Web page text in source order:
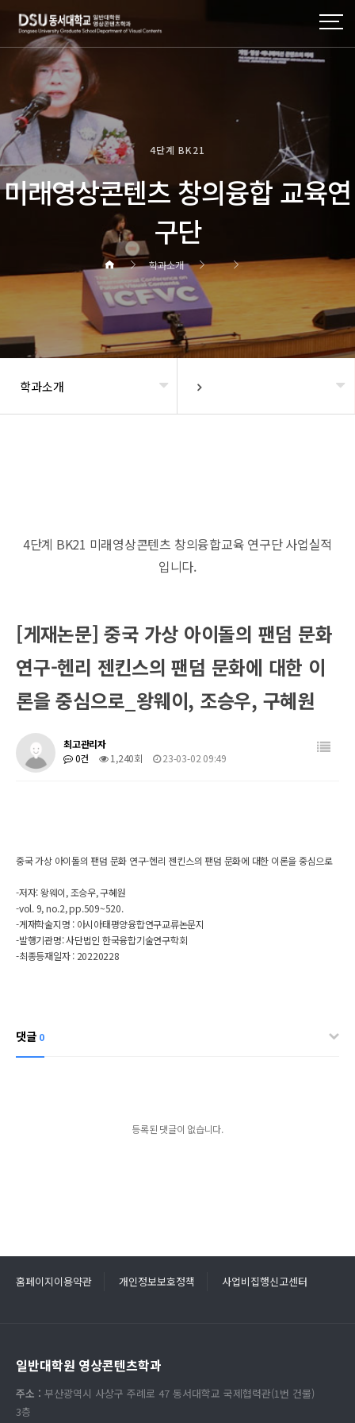
4단계 BK21
미래영상콘텐츠 창의융합 교육연
구단
학과소개
학과소개
4단계 BK21 미래영상콘텐츠 창의융합교육 연구단 사업실적
입니다.
[게재논문] 중국 가상 아이돌의 팬덤 문화
연구-헨리 젠킨스의 팬덤 문화에 대한 이
론을 중심으로_왕웨이, 조승우, 구혜원
최고관리자
0건
1,240회 23-03-02 09:49
중국 가상 아이돌의 팬덤 문화 연구-헨리 젠킨스의 팬덤 문화에 대한 이론을 중심으로
-저자: 왕웨이, 조승우, 구혜원
-vol. 9, no.2, pp.509~520.
-게재학술지명 : 아시아태평양융합연구교류논문지
-발행기관명:사단법인 한국융합기술연구학회
-최종등재일자 : 20220228
댓글 0
등록된 댓글이 없습니다.
홈페이지이용약관 개인정보보호정책 사업비집행신고센터
일반대학원 영상콘텐츠학과
주소 : 부산광역시 사상구 주례로 47 동서대학교 국제협력관(1번 건물)
3층